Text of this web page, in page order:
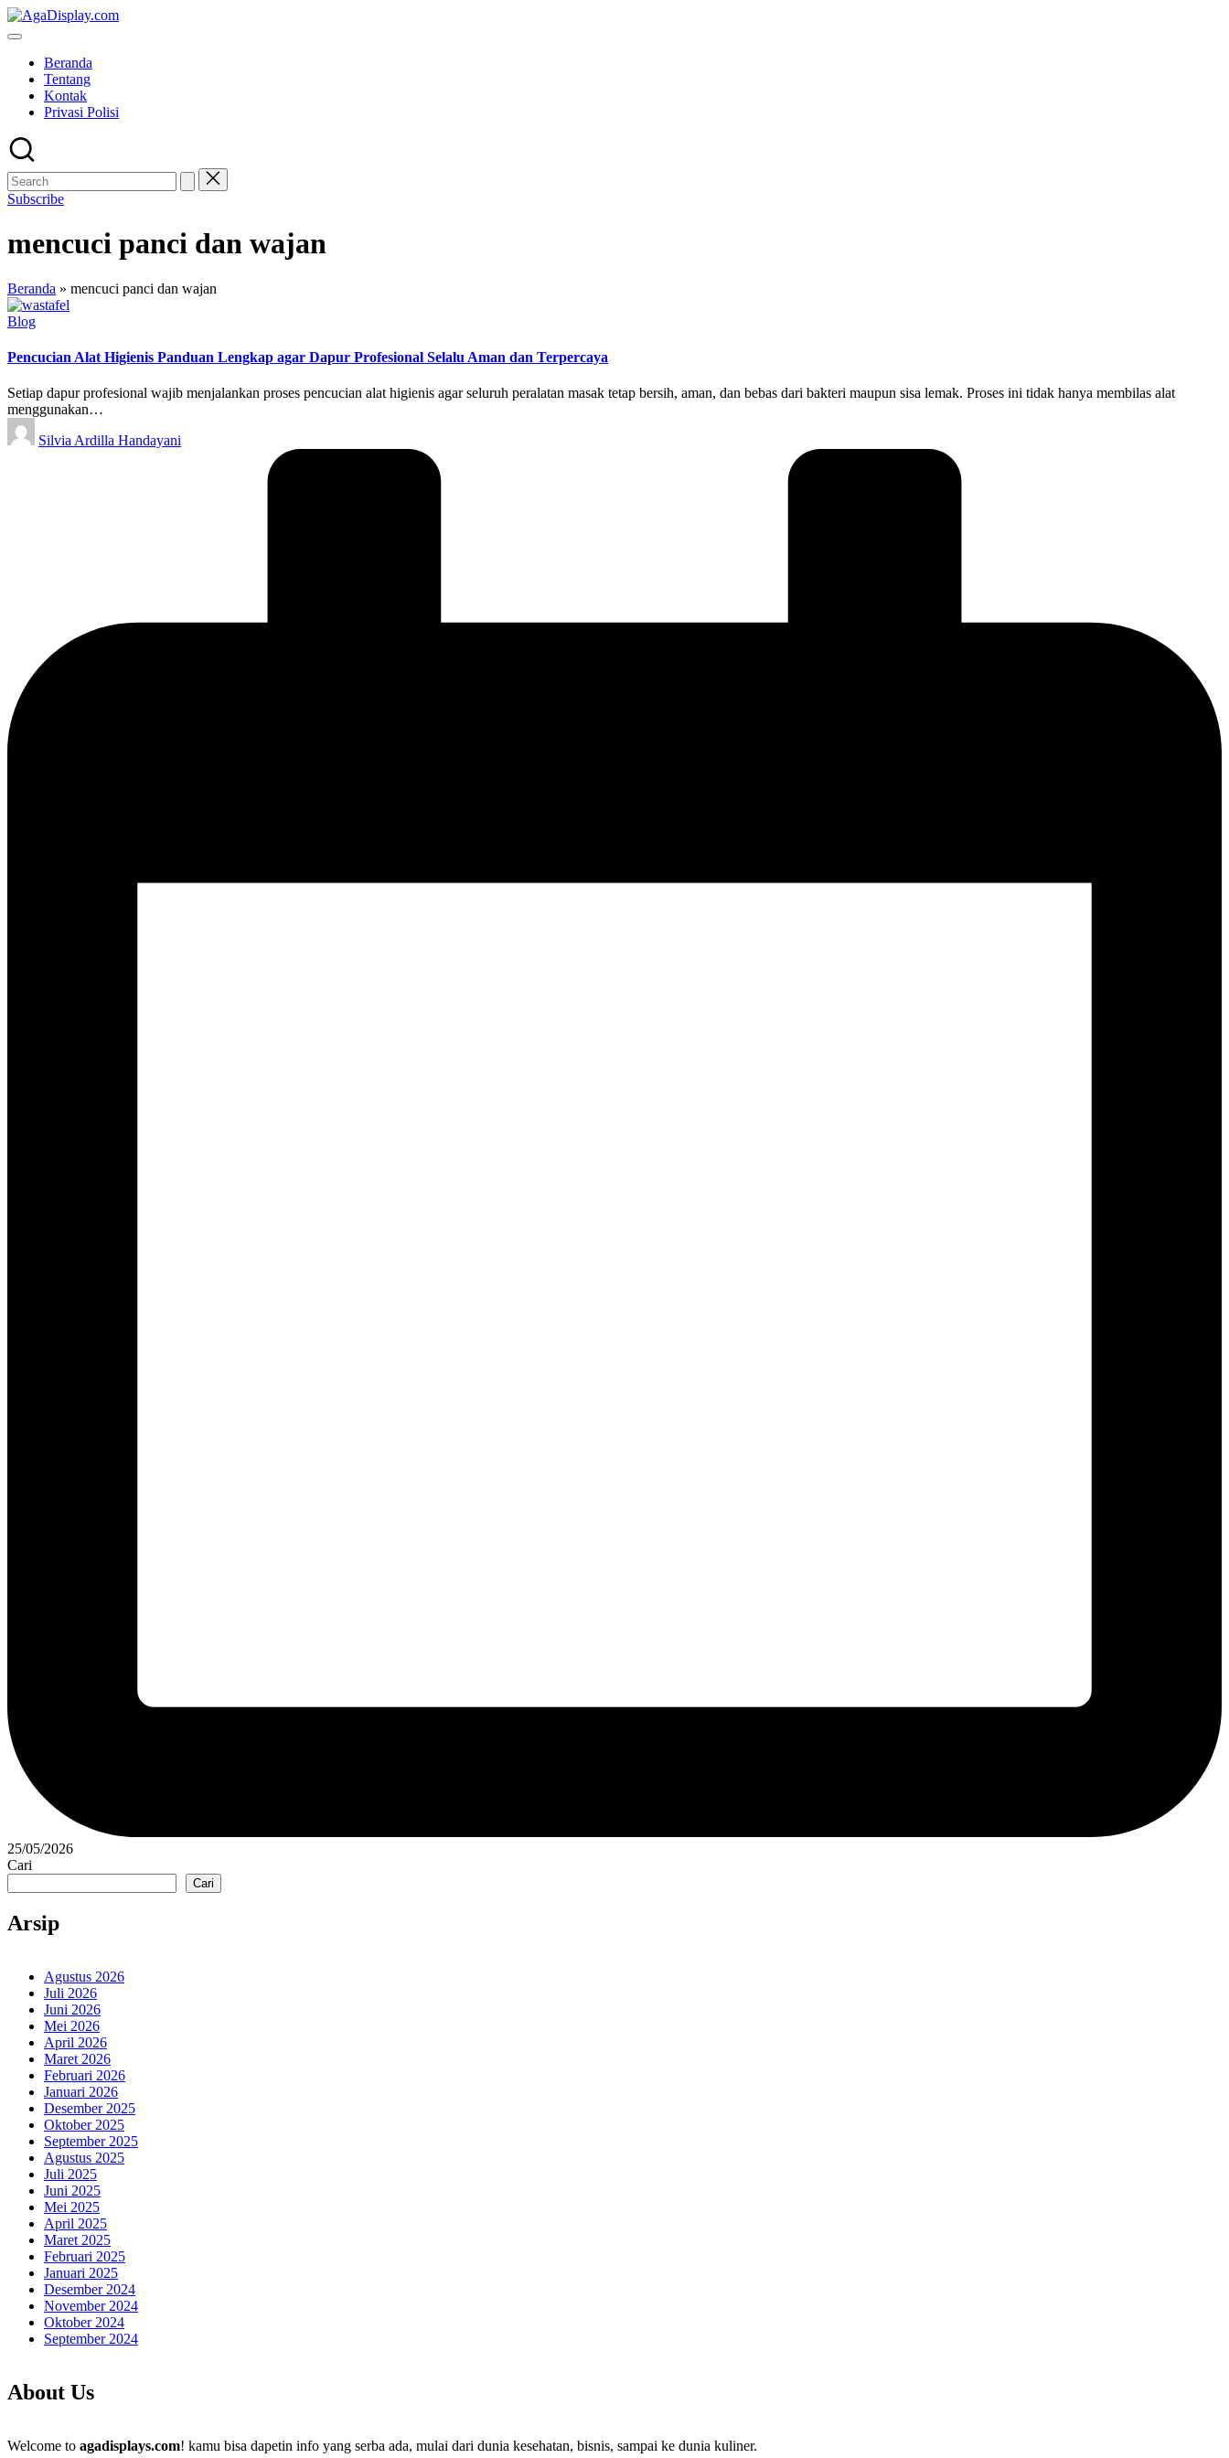
Skip
to
Beranda
Tentang
Kontak
Privasi Polisi
Subscribe
mencuci panci dan wajan
Beranda » mencuci panci dan wajan
Posted
Blog
Pencucian Alat Higienis Panduan Lengkap agar Dapur Profesional Selalu Aman dan Terpercaya
Setiap dapur profesional wajib menjalankan proses pencucian alat higienis agar seluruh peralatan masak tetap bersih, aman, dan bebas dari bakteri maupun sisa lemak. Proses ini tidak hanya membilas alat
menggunakan…
Posted
by
Silvia Ardilla Handayani
25/05/2026
Cari
Cari
Arsip
Agustus 2026
Juli 2026
Juni 2026
Mei 2026
April 2026
Maret 2026
Februari 2026
Januari 2026
Desember 2025
Oktober 2025
September 2025
Agustus 2025
Juli 2025
Juni 2025
Mei 2025
April 2025
Maret 2025
Februari 2025
Januari 2025
Desember 2024
November 2024
Oktober 2024
September 2024
About Us
Welcome to agadisplays.com! kamu bisa dapetin info yang serba ada, mulai dari dunia kesehatan, bisnis, sampai ke dunia kuliner.